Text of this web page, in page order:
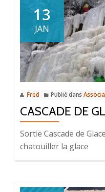
13
JAN
Fred Publié dans
CASCADE DE
Sortie Cascade de
chatouiller la glace